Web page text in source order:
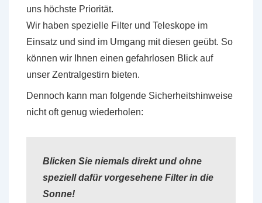
uns höchste Priorität.
Wir haben spezielle Filter und Teleskope im
Einsatz und sind im Umgang mit diesen geübt. So
können wir Ihnen einen gefahrlosen Blick auf
unser Zentralgestirn bieten.
Dennoch kann man folgende Sicherheitshinweise
nicht oft genug wiederholen:
Blicken Sie niemals direkt und ohne
speziell dafür vorgesehene Filter in die
Sonne!